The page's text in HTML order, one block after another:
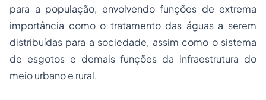
para a população, envolvendo funções de extrema
importância como o tratamento das águas a serem
distribuídas para a sociedade, assim como o sistema
de esgotos e demais funções da infraestrutura do
meio urbano e rural.